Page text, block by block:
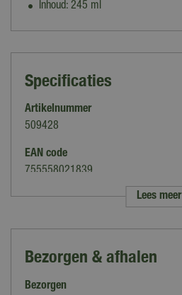
Inhoud: 245 ml
Specificaties
Artikelnummer
509428
EAN code
755558021839
Merk
Geuren & Parfum
Type
Lees meer
Bezorgen & afhalen
Bezorgen